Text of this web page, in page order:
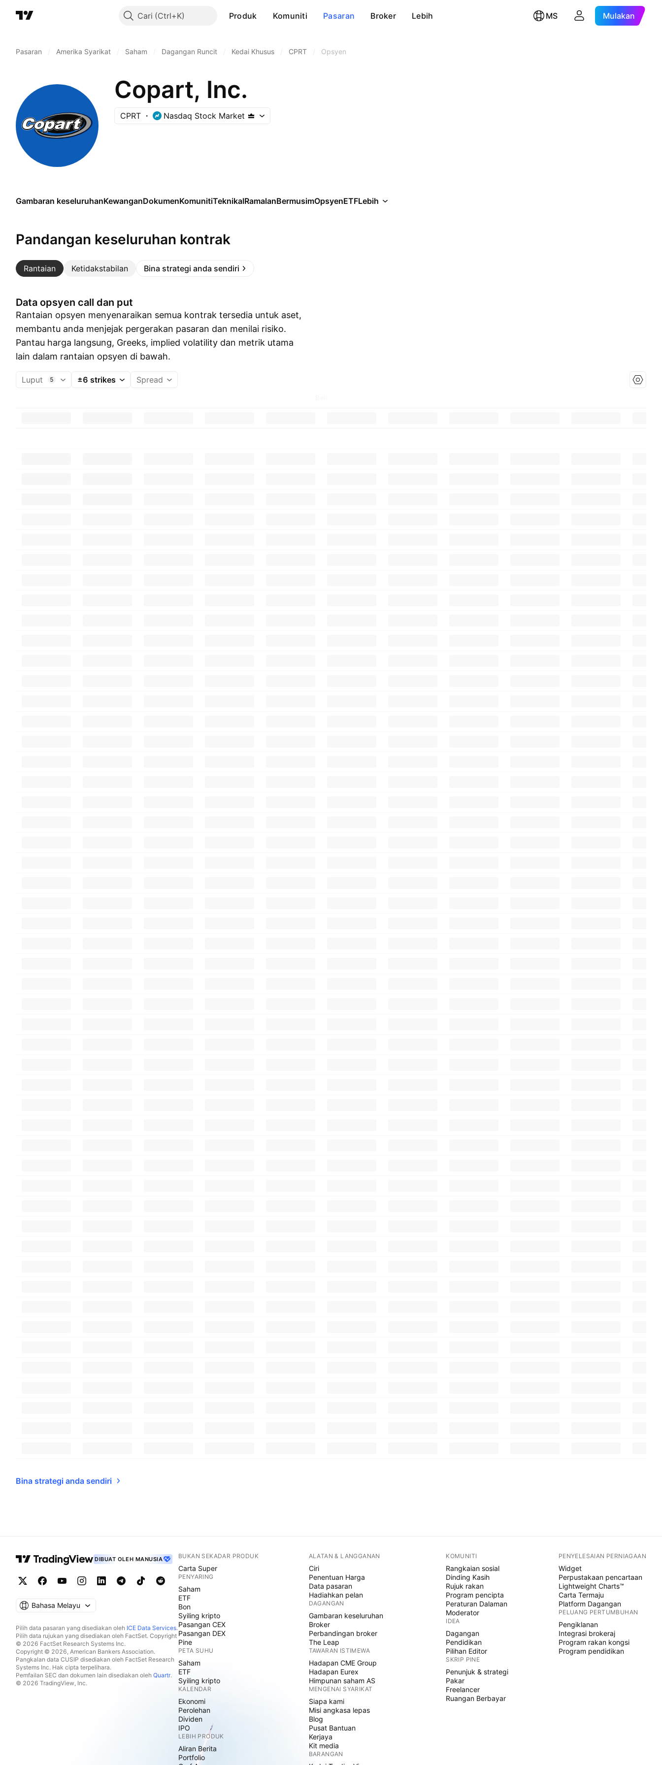
Cari Produk Komuniti Pasaran Broker Lebih MS Mulakan
Pasaran Amerika Syarikat Saham Dagangan Runcit Kedai Khusus CPRT Opsyen
Copart, Inc.
CPRT Nasdaq Stock Market
Gambaran keseluruhanKewanganDokumenKomunitiTeknikalRamalanBermusimOpsyenETFLebih
Pandangan keseluruhan kontrak
Rantaian Ketidakstabilan Bina strategi anda sendiri
Data opsyen call dan put
Rantaian opsyen menyenaraikan semua kontrak tersedia untuk aset,
membantu anda menjejak pergerakan pasaran dan menilai risiko.
Pantau harga langsung, Greeks, implied volatility dan metrik utama
lain dalam rantaian opsyen di bawah.
Luput 5 ±6 strikes Spread
Bina strategi anda sendiri
DIBUAT OLEH MANUSIA
Bahasa Melayu
Pilih data pasaran yang disediakan oleh ICE Data Services.
Pilih data rujukan yang disediakan oleh FactSet. Copyright
© 2026 FactSet Research Systems Inc.
Copyright © 2026, American Bankers Association.
Pangkalan data CUSIP disediakan oleh FactSet Research
Systems Inc. Hak cipta terpelihara.
Pemfailan SEC dan dokumen lain disediakan oleh Quartr.
© 2026 TradingView, Inc.
BUKAN SEKADAR PRODUK
Carta Super
PENYARING
Saham
ETF
Bon
Syiling kripto
Pasangan CEX
Pasangan DEX
Pine
PETA SUHU
Saham
ETF
Syiling kripto
KALENDAR
Ekonomi
Perolehan
Dividen
IPO
LEBIH PRODUK
Aliran Berita
Portfolio
ALATAN & LANGGANAN
Ciri
Penentuan Harga
Data pasaran
Hadiahkan pelan
DAGANGAN
Gambaran keseluruhan
Broker
Perbandingan broker
The Leap
TAWARAN ISTIMEWA
Hadapan CME Group
Hadapan Eurex
Himpunan saham AS
MENGENAI SYARIKAT
Siapa kami
Misi angkasa lepas
Blog
Pusat Bantuan
Kerjaya
Kit media
BARANGAN
KOMUNITI
Rangkaian sosial
Dinding Kasih
Rujuk rakan
Program pencipta
Peraturan Dalaman
Moderator
IDEA
Dagangan
Pendidikan
Pilihan Editor
SKRIP PINE
Penunjuk & strategi
Pakar
Freelancer
Ruangan Berbayar
PENYELESAIAN PERNIAGAAN
Widget
Perpustakaan pencartaan
Lightweight Charts™
Carta Termaju
Platform Dagangan
PELUANG PERTUMBUHAN
Pengiklanan
Integrasi brokeraj
Program rakan kongsi
Program pendidikan